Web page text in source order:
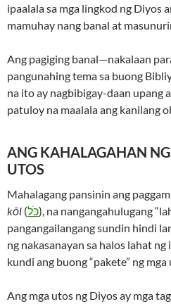
ipaalala sa mga lingkod ng Diyos
mamuhay nang banal at
Ang pagiging banal—nakalaan
pangunahing tema sa buong
na ito ay nagbibigay-daan upang
patuloy na maalala ang kanilang
ANG KAHALAGAHAN
UTOS
Mahalagang pansinin ang
kōl (כֹּל), na nangangahulugang
pangangailangang sundin hindi
ng nakasanayan sa halos lahat
kundi ang buong “pakete” ng
Ang mga utos ng Diyos ay mga